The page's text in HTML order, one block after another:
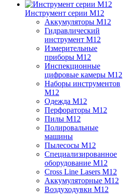
Инструмент серии M12
Аккумуляторы M12
Гидравлический
инструмент M12
Измерительные
приборы M12
Инспекционные
цифровые камеры M12
Наборы инструментов
M12
Одежда M12
Перфораторы M12
Пилы M12
Полировальные
машины
Пылесосы M12
Специализированное
оборудование M12
Cross Line Lasers M12
Аккумуляторные M12
Воздуходувки M12